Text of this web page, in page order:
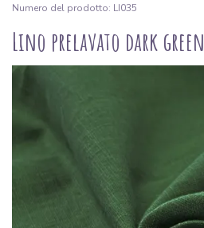
Numero del prodotto: LI035
Lino prelavato dark green